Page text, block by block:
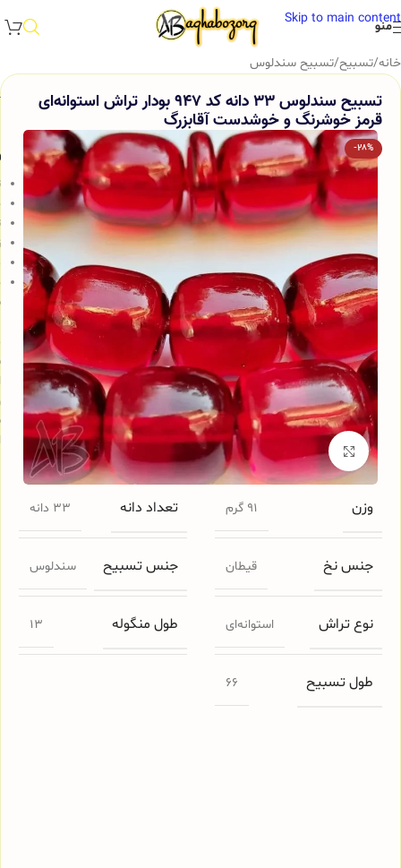
Skip to main content
منو
خانه/تسبیح/تسبیح سندلوس
تسبیح سندلوس 33 دانه کد 947 بودار تراش استوانه‌ای
قرمز خوشرنگ و خوشدست آقابزرگ
-28%
برای بزرگنمایی کلیک کنید
وزن 91 گرم تعداد دانه 33 دانه
جنس نخ قیطان جنس تسبیح سندلوس
نوع تراش استوانه‌ای طول منگوله 13
طول تسبیح 66